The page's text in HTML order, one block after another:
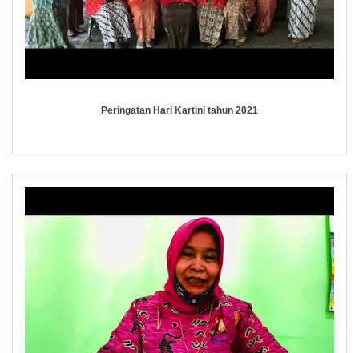
Peringatan Hari Kartini tahun 2021